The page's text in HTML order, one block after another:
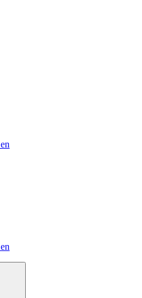
en
en